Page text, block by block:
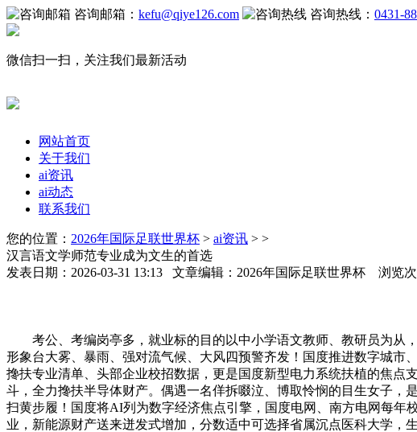
咨询邮箱： kefu@qiye126.com 咨询热线： 0431-
微信扫一扫，关注我们最新活动
网站首页
关于我们
ai资讯
ai动态
联系我们
您的位置： 2026年国际足联世界杯 > ai资讯 > >
汉言语文学师范专业成为文生的首选
发表日期：2026-03-31 13:13 文章编辑：2026年国际足联世界杯 浏览
考公、考编岗亭多，就业标的目的以中小学语文教师、教研员为从，
形象台大雾、暴雨、强对流气候、大风四预警齐发！国度推进数字城
搀扶专业清单、头部企业校招数据，更是国度新型电力系统扶植的焦点
斗，全力搀扶半导体财产。偶遇一名佯拆啜泣、博取怜悯的目生女子，
扫黄步履！国度将AI列为数字经济焦点引擎，国度电网、南方电网每年
业，新能源财产送来迸发式增加，分数适中可选择省属沉点医科大学